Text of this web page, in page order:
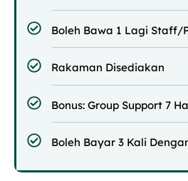
Boleh Bawa 1 Lagi Staff/
Rakaman Disediakan
Bonus: Group Support 7
Boleh Bayar 3 Kali